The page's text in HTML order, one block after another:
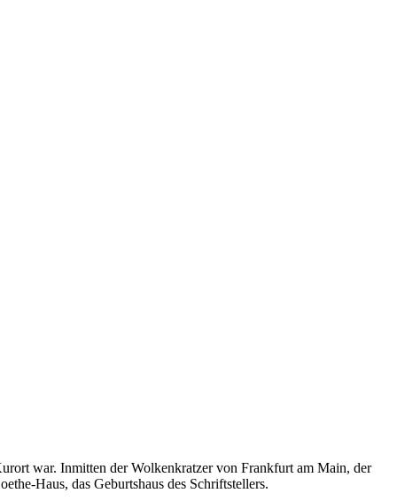
war. Inmitten der Wolkenkratzer von Frankfurt am Main, der
Haus, das Geburtshaus des Schriftstellers.